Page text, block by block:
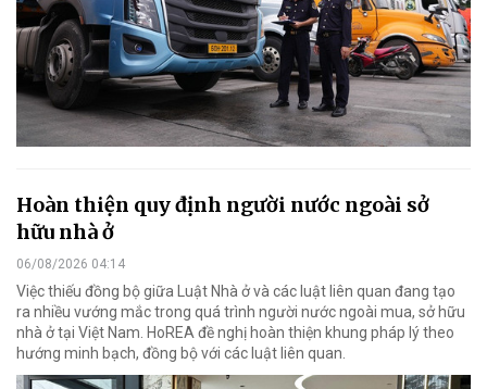
Hoàn thiện quy định người nước ngoài sở
hữu nhà ở
06/08/2026 04:14
Việc thiếu đồng bộ giữa Luật Nhà ở và các luật liên quan đang tạo
ra nhiều vướng mắc trong quá trình người nước ngoài mua, sở hữu
nhà ở tại Việt Nam. HoREA đề nghị hoàn thiện khung pháp lý theo
hướng minh bạch, đồng bộ với các luật liên quan.